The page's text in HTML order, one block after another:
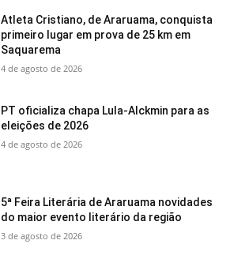
Atleta Cristiano, de Araruama, conquista
primeiro lugar em prova de 25 km em
Saquarema
4 de agosto de 2026
PT oficializa chapa Lula-Alckmin para as
eleições de 2026
4 de agosto de 2026
5ª Feira Literária de Araruama novidades
do maior evento literário da região
3 de agosto de 2026